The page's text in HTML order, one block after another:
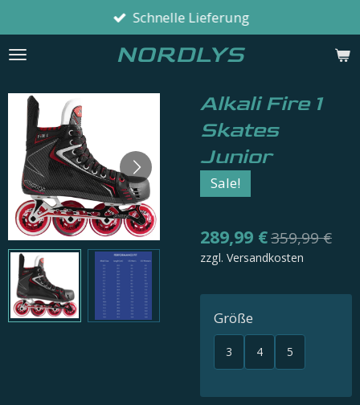
Hauptinhalt
springen
NORDLYS
Schnelle Lieferung
Alkali Fire 1
Skates
Junior
Sale!
289,99 €359,99 €
zzgl. Versandkosten
Größe
3 4 5